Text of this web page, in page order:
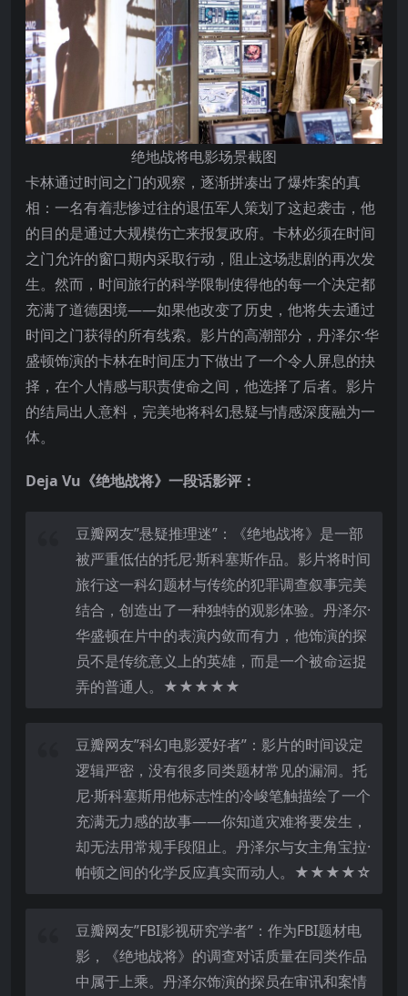
绝地战将电影场景截图
卡林通过时间之门的观察，逐渐拼凑出了爆炸案的真
相：一名有着悲惨过往的退伍军人策划了这起袭击，他
的目的是通过大规模伤亡来报复政府。卡林必须在时间
之门允许的窗口期内采取行动，阻止这场悲剧的再次发
生。然而，时间旅行的科学限制使得他的每一个决定都
充满了道德困境——如果他改变了历史，他将失去通过
时间之门获得的所有线索。影片的高潮部分，丹泽尔·华
盛顿饰演的卡林在时间压力下做出了一个令人屏息的抉
择，在个人情感与职责使命之间，他选择了后者。影片
的结局出人意料，完美地将科幻悬疑与情感深度融为一
体。
Deja Vu《绝地战将》一段话影评：
豆瓣网友”悬疑推理迷”：《绝地战将》是一部
被严重低估的托尼·斯科塞斯作品。影片将时间
旅行这一科幻题材与传统的犯罪调查叙事完美
结合，创造出了一种独特的观影体验。丹泽尔·
华盛顿在片中的表演内敛而有力，他饰演的探
员不是传统意义上的英雄，而是一个被命运捉
弄的普通人。★★★★★
豆瓣网友”科幻电影爱好者”：影片的时间设定
逻辑严密，没有很多同类题材常见的漏洞。托
尼·斯科塞斯用他标志性的冷峻笔触描绘了一个
充满无力感的故事——你知道灾难将要发生，
却无法用常规手段阻止。丹泽尔与女主角宝拉·
帕顿之间的化学反应真实而动人。★★★★☆
豆瓣网友”FBI影视研究学者”：作为FBI题材电
影，《绝地战将》的调查对话质量在同类作品
中属于上乘。丹泽尔饰演的探员在审讯和案情